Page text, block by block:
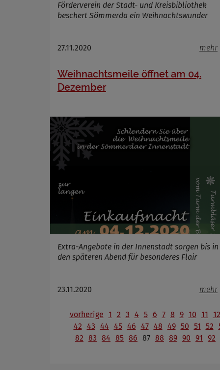
Förderverein der Stadt- und Kreisbibliothek
beschert Sömmerda ein Weihnachtswunder
27.11.2020 mehr
Weihnachtsmeile öffnet am 04.
Dezember
Extra-Angebote in der Innenstadt sorgen bis in
den späteren Abend für besonderes Flair
23.11.2020 mehr
vorherige 1 2 3 4 5 6 7 8 9 10 11 12
42 43 44 45 46 47 48 49 50 51 52
82 83 84 85 86 87 88 89 90 91 92